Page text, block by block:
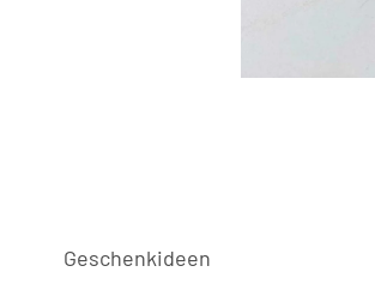
Geschenkideen